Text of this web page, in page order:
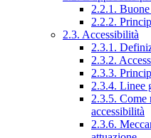
2.2.1.
2.2.2.
2.3. Accessibilità
2.3.1.
2.3.2.
2.3.3.
2.3.4. Linee
2.3.5. Come
accessibilità
2.3.6.